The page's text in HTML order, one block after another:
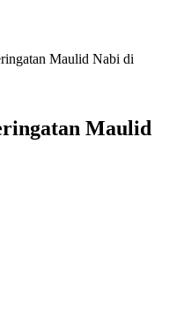
Maulid Nabi di
Maulid